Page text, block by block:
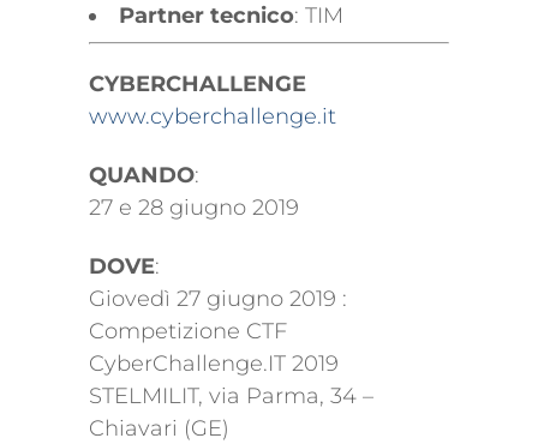
Partner tecnico: TIM
CYBERCHALLENGE
www.cyberchallenge.it
QUANDO:
27 e 28 giugno 2019
DOVE:
Giovedì 27 giugno 2019 :
Competizione CTF
CyberChallenge.IT 2019
STELMILIT, via Parma, 34 –
Chiavari (GE)